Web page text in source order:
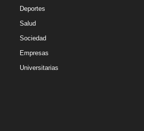
Deportes
Salud
Sociedad
Empresas
Universitarias